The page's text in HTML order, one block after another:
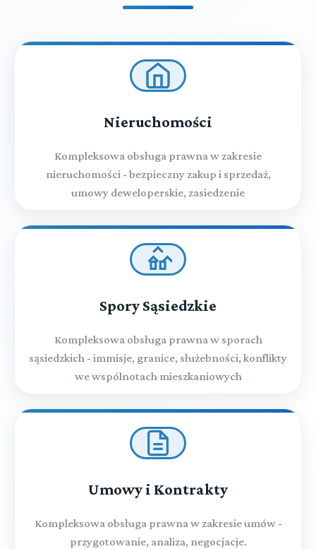
Nieruchomości
Kompleksowa obsługa prawna w zakresie
nieruchomości - bezpieczny zakup i sprzedaż,
umowy deweloperskie, zasiedzenie
Spory Sąsiedzkie
Kompleksowa obsługa prawna w sporach
sąsiedzkich - immisje, granice, służebności, konflikty
we wspólnotach mieszkaniowych
Umowy i Kontrakty
Kompleksowa obsługa prawna w zakresie umów -
przygotowanie, analiza, negocjacje.